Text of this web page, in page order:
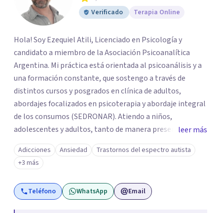
Verificado
Terapia Online
Hola! Soy Ezequiel Atili, Licenciado en Psicología y
candidato a miembro de la Asociación Psicoanalítica
Argentina. Mi práctica está orientada al psicoanálisis y a
una formación constante, que sostengo a través de
distintos cursos y posgrados en clínica de adultos,
abordajes focalizados en psicoterapia y abordaje integral
de los consumos (SEDRONAR). Atiendo a niños,
adolescentes y adultos, tanto de manera presencial
como online. Trabajo con distintas problemáticas como
depresión, ataques de pánico, adicciones, trastornos
alimentarios, trastornos del espectro autista (TEA) y
otras situaciones que generan malestar. Entiendo que
cada persona llega con una historia única, por eso el
leer más
Adicciones Ansiedad
Trastornos del espectro autista
+3 más
Teléfono WhatsApp Email